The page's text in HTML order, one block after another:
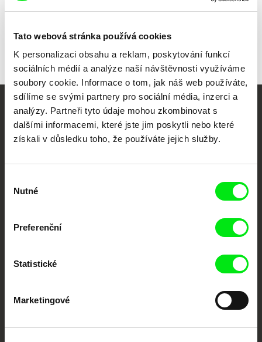
Tato webová stránka používá cookies
K personalizaci obsahu a reklam, poskytování funkcí
sociálních médií a analýze naší návštěvnosti využíváme
soubory cookie. Informace o tom, jak náš web používáte,
sdílíme se svými partnery pro sociální média, inzerci a
analýzy. Partneři tyto údaje mohou zkombinovat s
dalšími informacemi, které jste jim poskytli nebo které
získali v důsledku toho, že používáte jejich služby.
souhlasu
Nutné
Preferenční
Statistické
Marketingové
Vaše online
dokumentární kino
Nové festivalové filmy
Portál DAFilms.cz je výsledkem tvůrčí spolupráce 7 klíčových evropských
festivalů dokumentárního filmu sdružených do Doc Alliance. Naším cílem je
posouvat hranice dokumentárního filmu, propagovat jeho rozmanitost a